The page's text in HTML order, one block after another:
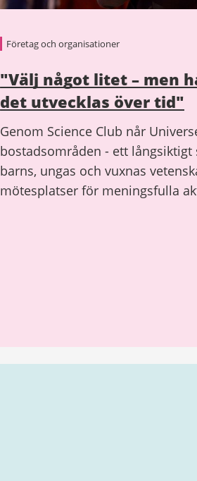
Företag och organisationer
"Välj något litet – men
det utvecklas över tid"
Genom Science Club når
bostadsområden - ett
barns, ungas och vuxnas
mötesplatser för meningsfulla